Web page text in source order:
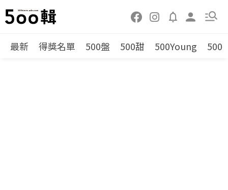
最新 得獎名單 500盤 500甜 500Young 500